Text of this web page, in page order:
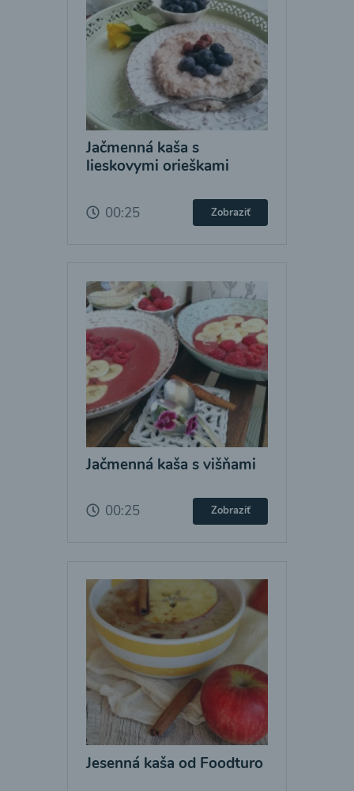
Jačmenná kaša s
lieskovymi orieškami
00:25 Zobraziť
Jačmenná kaša s višňami
00:25 Zobraziť
Jesenná kaša od Foodturo